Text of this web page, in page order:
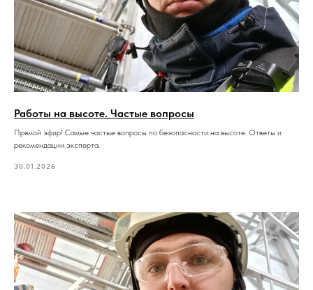
Работы на высоте. Частые вопросы
Прямой эфир! Самые частые вопросы по безопасности на высоте. Ответы и
рекомендации эксперта.
30.01.2026